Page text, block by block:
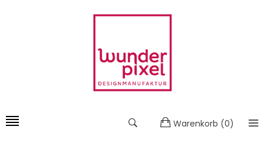
Warenkorb (0)